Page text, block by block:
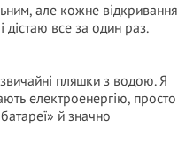
але кожне відкривання
все за один раз.
пляшки з водою. Я
електроенергію, просто
й значно